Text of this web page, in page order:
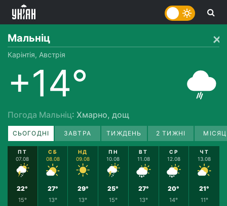
Мальніц
Карінтія, Австрія
+14°
Погода Мальніц: Хмарно, дощ
СЬОГОДНІ ЗАВТРА ТИЖДЕНЬ 2 ТИЖНІ
ПТ
07.08
22°
15°
СБ
08.08
27°
13°
НД
09.08
29°
13°
ПН
10.08
25°
15°
ВТ
11.08
27°
13°
СР
12.08
20°
14°
ЧТ
13.08
21°
11°